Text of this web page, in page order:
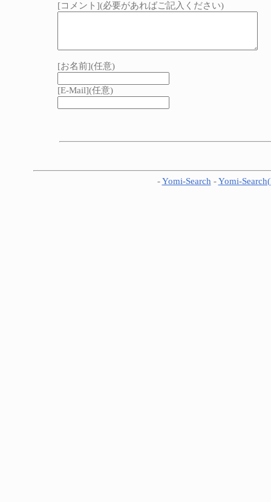
[コメント](必要があればご記入ください)
[お名前](任意)
[E-Mail](任意)
-Yomi-Search -Yomi-